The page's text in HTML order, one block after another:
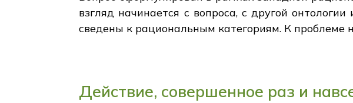
взгляд начинается с вопроса, с другой
сведены к рациональным категориям. К проблеме
Действие, совершенное раз и